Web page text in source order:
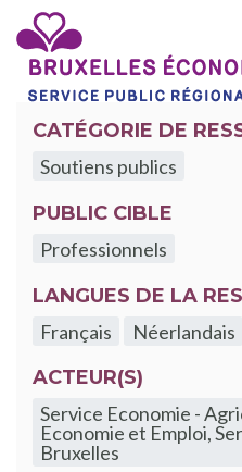
CATÉGORIE DE
Soutiens publics
PUBLIC CIBLE
Professionnels
LANGUES DE LA
Français
Néerlandais
ACTEUR(S)
Service Economie -
Economie et Emploi,
Bruxelles